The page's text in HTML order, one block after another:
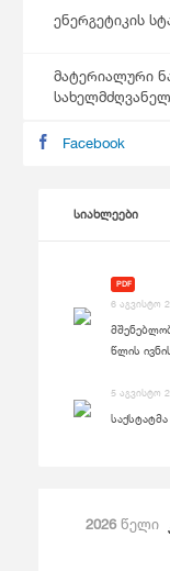
ენერგეტიკის
მატერიალური
Facebook
სიახლეები
PDF
6 აგვისტო
წლის
5 აგვისტო
2026წელი